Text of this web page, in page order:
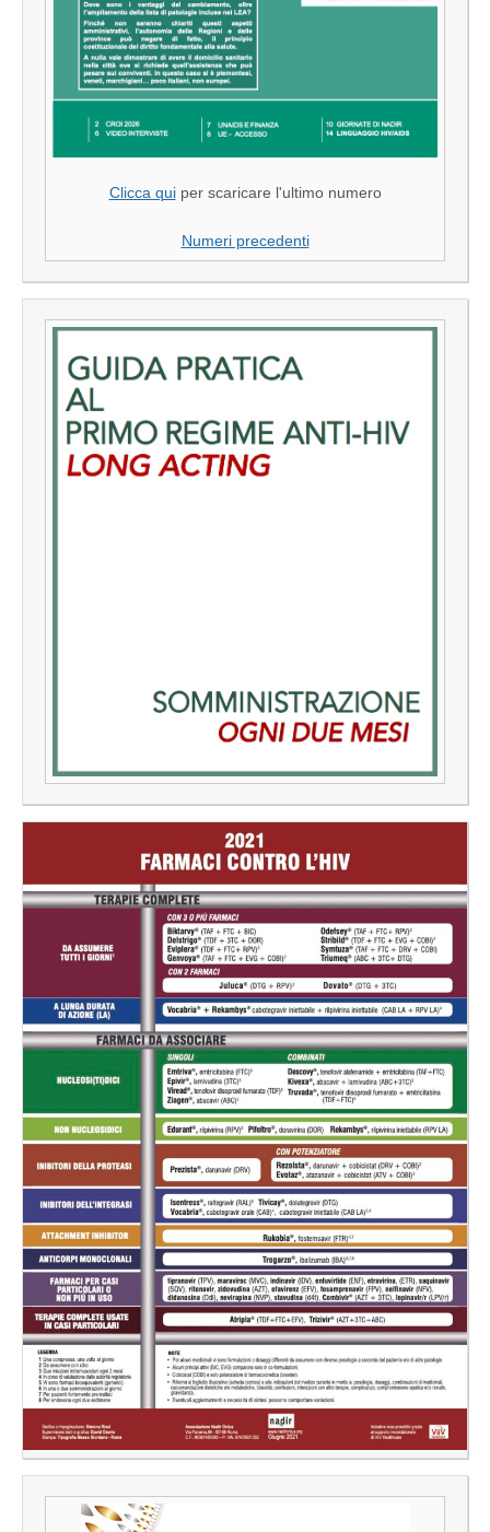
Clicca quiper scaricare l'ultimo numero
Numeri precedenti